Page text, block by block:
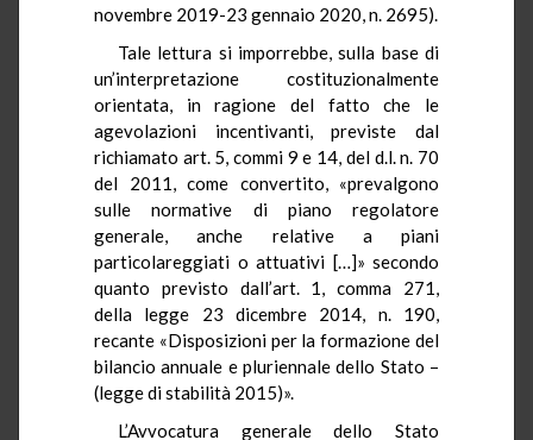
novembre 2019-23 gennaio 2020, n. 2695).
Tale lettura si imporrebbe, sulla base di
un’interpretazione costituzionalmente
orientata, in ragione del fatto che le
agevolazioni incentivanti, previste dal
richiamato art. 5, commi 9 e 14, del d.l. n. 70
del 2011, come convertito, «prevalgono
sulle normative di piano regolatore
generale, anche relative a piani
particolareggiati o attuativi […]» secondo
quanto previsto dall’art. 1, comma 271,
della legge 23 dicembre 2014, n. 190,
recante «Disposizioni per la formazione del
bilancio annuale e pluriennale dello Stato –
(legge di stabilità 2015)».
L’Avvocatura generale dello Stato